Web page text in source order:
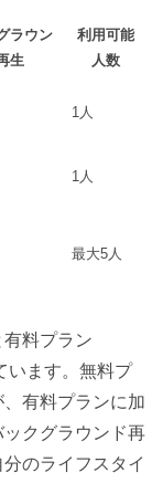
ラウン
生
利用可能
人数
1人
1人
最大5人
料プラン
います。無料プ
有料プランに加
クグラウンド再
のライフスタイ